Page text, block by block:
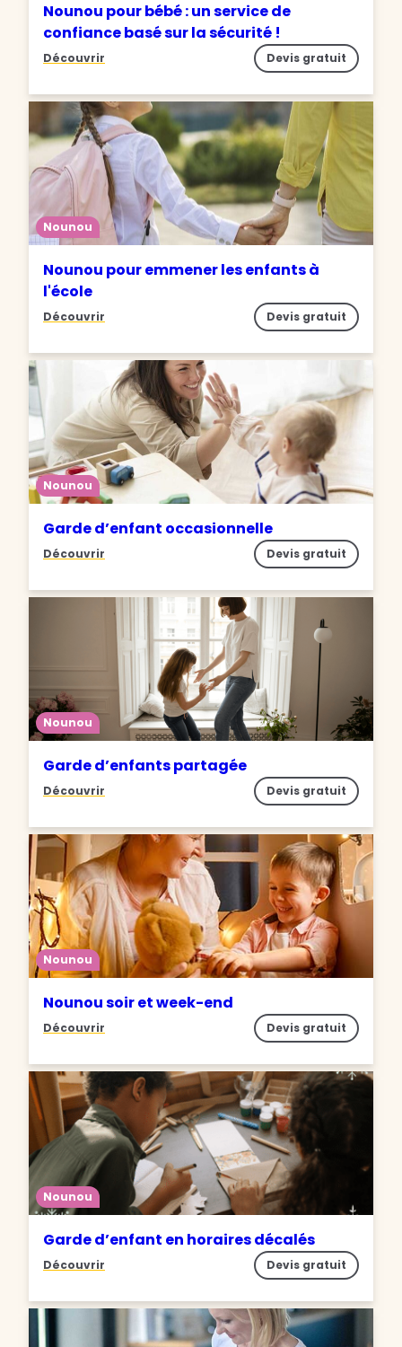
Nounou pour bébé : un service de
confiance basé sur la sécurité !
Découvrir Devis gratuit
Nounou
Nounou pour emmener les enfants à
l'école
Découvrir Devis gratuit
Nounou
Garde d’enfant occasionnelle
Découvrir Devis gratuit
Nounou
Garde d’enfants partagée
Découvrir Devis gratuit
Nounou
Nounou soir et week-end
Découvrir Devis gratuit
Nounou
Garde d’enfant en horaires décalés
Découvrir Devis gratuit